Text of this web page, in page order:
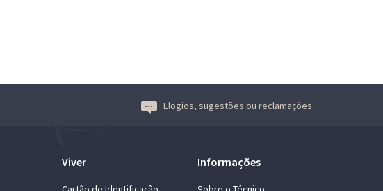
Elogios, sugestões ou reclamações
Viver Informações